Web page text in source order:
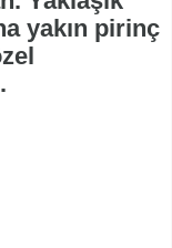
yakın pirinç